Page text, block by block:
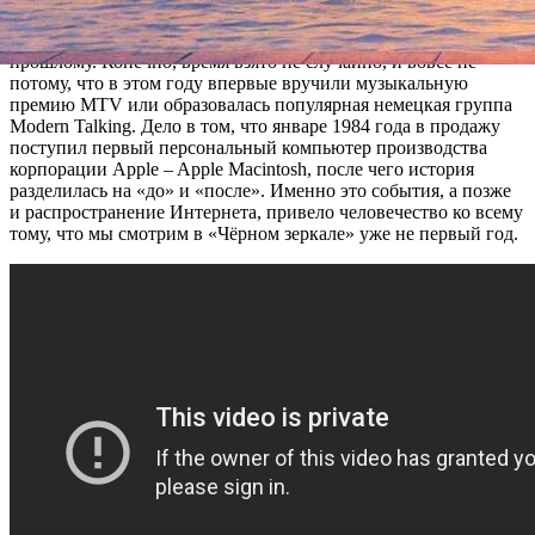
Сюжет разворачивается в 1984 году, и это первый случай,
когда авторы «Чёрного зеркала» решили обратиться к
прошлому. Конечно, время взято не случайно, и вовсе не
потому, что в этом году впервые вручили музыкальную
премию MTV или образовалась популярная немецкая группа
Modern Talking. Дело в том, что январе 1984 года в продажу
поступил первый персональный компьютер производства
корпорации Apple – Apple Macintosh, после чего история
разделилась на «до» и «после». Именно это события, а позже
и распространение Интернета, привело человечество ко всему
тому, что мы смотрим в «Чёрном зеркале» уже не первый год.